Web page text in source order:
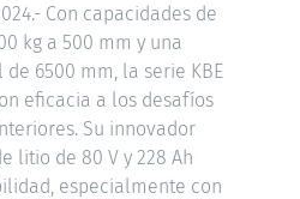
Con capacidades de
kg a 500 mm y una
6500 mm, la serie KBE
eficacia a los desafíos
Su innovador
litio de 80 V y 228 Ah
especialmente con